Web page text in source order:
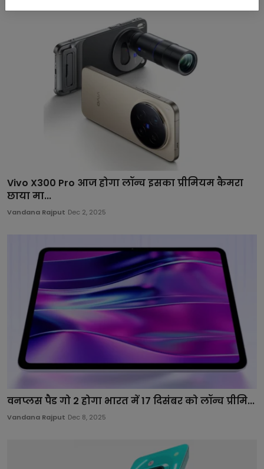
Vivo X300 Pro आज होगा लॉन्च इसका प्रीमियम कैमरा
छाया मा...
Vandana Rajput Dec 2, 2025
वनप्लस पैड गो 2 होगा भारत में 17 दिसंबर को लॉन्च प्रीमि...
Vandana Rajput Dec 8, 2025